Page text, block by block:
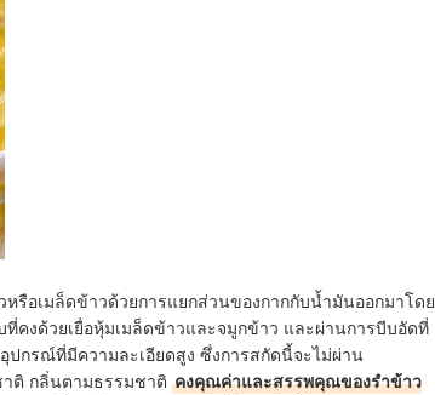
รือเมล็ดข้าวด้วยการแยกส่วนของกากกับน้ำมันออกมาโดย
คงด้วยเยื่อหุ้มเมล็ดข้าวและจมูกข้าว และผ่านการบีบอัดที่
กรณ์ที่มีความละเอียดสูง ซึ่งการสกัดนี้จะไม่ผ่าน
าติ กลิ่นตามธรรมชาติ คงคุณค่าและสรรพคุณของรำข้าว